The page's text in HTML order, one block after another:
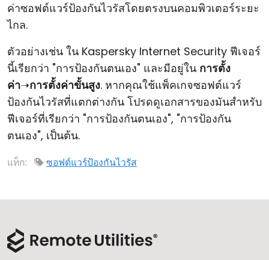
ค่าซอฟต์แวร์ป้องกันไวรัสโดยตรงบนคอมพิวเตอร์ระยะ
ไกล.
ตัวอย่างเช่น ใน Kaspersky Internet Security ฟีเจอร์
นี้เรียกว่า "การป้องกันตนเอง" และมีอยู่ใน การตั้ง
ค่า➝การตั้งค่าขั้นสูง. หากคุณใช้แพ็คเกจซอฟต์แวร์
ป้องกันไวรัสที่แตกต่างกัน โปรดดูเอกสารของมันสำหรับ
ฟีเจอร์ที่เรียกว่า "การป้องกันตนเอง", "การป้องกัน
ตนเอง", เป็นต้น.
แท็ก: ซอฟต์แวร์ป้องกันไวรัส